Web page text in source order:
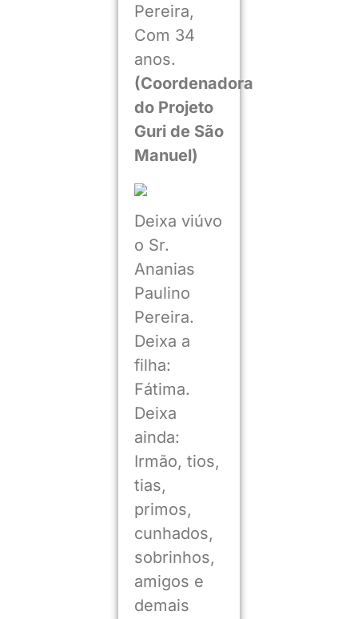
Pereira,
Com 34
anos.
(Coordenadora
do Projeto
Guri de São
Manuel)
Deixa viúvo
o Sr.
Ananias
Paulino
Pereira.
Deixa a
filha:
Fátima.
Deixa
ainda:
Irmão, tios,
tias,
primos,
cunhados,
sobrinhos,
amigos e
demais